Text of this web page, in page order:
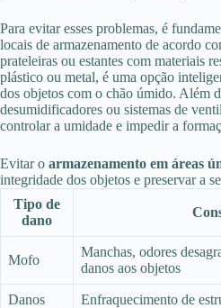
Para evitar esses problemas, é
locais de armazenamento de acordo
prateleiras ou estantes com materiais
plástico ou metal, é uma opção
dos objetos com o chão úmido. Além
desumidificadores ou sistemas de
controlar a umidade e impedir a
Evitar o armazenamento em áreas
integridade dos objetos e preservar a
Tipo de
dano
Mofo
Manchas, odores
danos aos objetos
Danos
Enfraquecimento de